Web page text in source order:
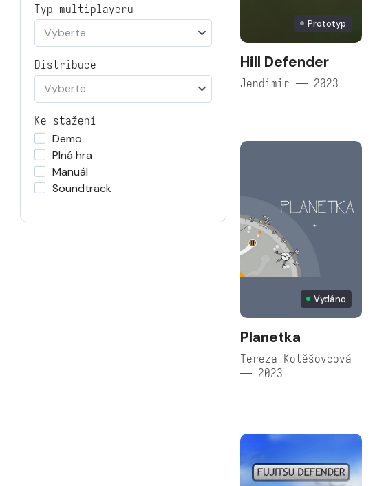
Typ multiplayeru
Vyberte
Distribuce
Vyberte
Ke stažení
Demo
Plná hra
Manuál
Soundtrack
Prototyp
Hill Defender
Jendimir — 2023
Vydáno
Planetka
Tereza Kotěšovcová
— 2023